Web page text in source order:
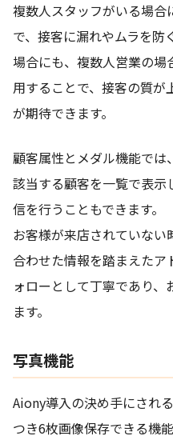
複数人スタッフがいる場合
で、接客に漏れやムラを防
場合にも、複数人営業の
用することで、接客の質
が期待できます。
顧客属性とメダル機能では
該当する顧客を一覧で表
信を行うこともできます。
お客様が来店されていな
合わせた情報を踏まえたア
ォローとして丁寧であり
ます。
写真機能
Aiony導入の決め手にされ
つき6枚画像保存できる機能